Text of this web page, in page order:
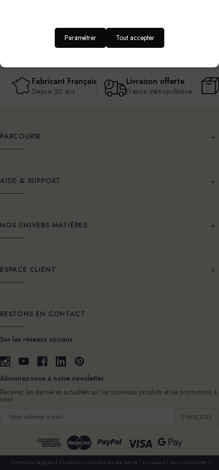
Fabricant Français
Depuis 20 ans
Livraison offerte
France métropolitaine
PARCOURIR
AIDE & SUPPORT
NOS UNIVERS MATIÈRES
ESPACE CLIENT
RESTONS EN CONTACT
Sur les réseaux sociaux
Abonnez-vous à notre newsletter
Recevez les dernières actualités sur les nouveaux produits et les promotions à
venir
Adresse
Mentions légales Conditions Générales de Vente Livraison Nous contacter
Paramétrer Tout accepter